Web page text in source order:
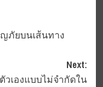
ภัยบนเส้นทาง
Next:
เองแบบไม่จำกัดใน